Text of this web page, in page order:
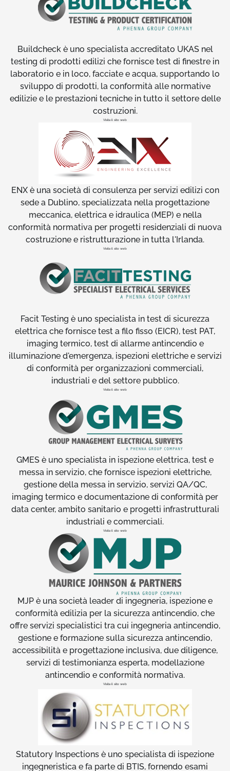
Buildcheck è uno specialista accreditato UKAS nel
testing di prodotti edilizi che fornisce test di finestre in
laboratorio e in loco, facciate e acqua, supportando lo
sviluppo di prodotti, la conformità alle normative
edilizie e le prestazioni tecniche in tutto il settore delle
costruzioni.
Visita il sito web
ENX è una società di consulenza per servizi edilizi con
sede a Dublino, specializzata nella progettazione
meccanica, elettrica e idraulica (MEP) e nella
conformità normativa per progetti residenziali di nuova
costruzione e ristrutturazione in tutta l'Irlanda.
Visita il sito web
Facit Testing è uno specialista in test di sicurezza
elettrica che fornisce test a filo fisso (EICR), test PAT,
imaging termico, test di allarme antincendio e
illuminazione d'emergenza, ispezioni elettriche e servizi
di conformità per organizzazioni commerciali,
industriali e del settore pubblico.
Visita il sito web
GMES è uno specialista in ispezione elettrica, test e
messa in servizio, che fornisce ispezioni elettriche,
gestione della messa in servizio, servizi QA/QC,
imaging termico e documentazione di conformità per
data center, ambito sanitario e progetti infrastrutturali
industriali e commerciali.
Visita il sito web
MJP è una società leader di ingegneria, ispezione e
conformità edilizia per la sicurezza antincendio, che
offre servizi specialistici tra cui ingegneria antincendio,
gestione e formazione sulla sicurezza antincendio,
accessibilità e progettazione inclusiva, due diligence,
servizi di testimonianza esperta, modellazione
antincendio e conformità normativa.
Visita il sito web
Statutory Inspections è uno specialista di ispezione
ingegneristica e fa parte di BTIS, fornendo esami